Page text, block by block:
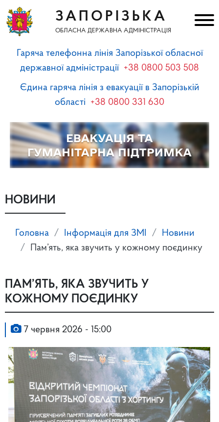
ЗАПОРІЗЬКА
ОБЛАСНА ДЕРЖАВНА АДМІНІСТРАЦІЯ
Гаряча телефонна лінія Запорізької обласної
державної адміністрації +38 0800 503 508
Єдина гаряча лінія з евакуації в Запорізькій
області +38 0800 331 630
НОВИНИ
Головна Інформація для ЗМІ
Новини
Пам’ять, яка звучить у кожному поєдинку
ПАМ’ЯТЬ, ЯКА ЗВУЧИТЬ У
КОЖНОМУ ПОЄДИНКУ
7 червня 2026 - 15:00